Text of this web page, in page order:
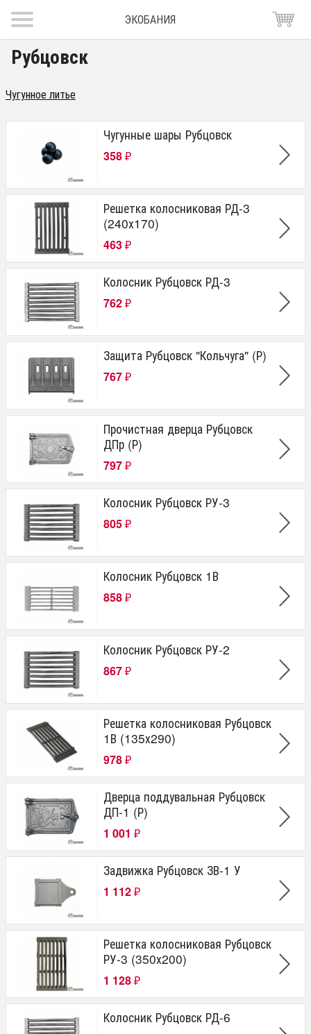
ЭКОБАНИЯ
Рубцовск
Чугунное литье
Чугунные шары Рубцовск
358 ₽
Решетка колосниковая РД-3
(240х170)
463 ₽
Колосник Рубцовск РД-3
762 ₽
Защита Рубцовск "Кольчуга" (Р)
767 ₽
Прочистная дверца Рубцовск
ДПр (Р)
797 ₽
Колосник Рубцовск РУ-3
805 ₽
Колосник Рубцовск 1В
858 ₽
Колосник Рубцовск РУ-2
867 ₽
Решетка колосниковая Рубцовск
1В (135х290)
978 ₽
Дверца поддувальная Рубцовск
ДП-1 (Р)
1 001 ₽
Задвижка Рубцовск ЗВ-1 У
1 112 ₽
Решетка колосниковая Рубцовск
РУ-3 (350х200)
1 128 ₽
Колосник Рубцовск РД-6